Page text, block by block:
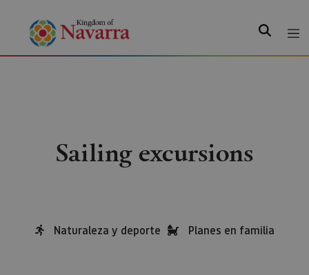
Search
Sailing excursions
Naturaleza y deporte Planes en familia